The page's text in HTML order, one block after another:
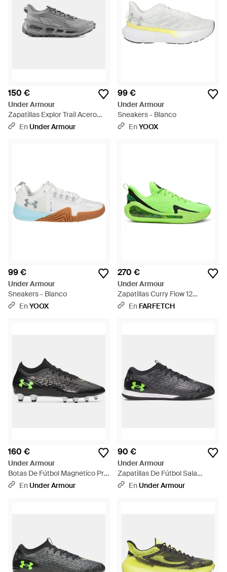
150 €
Under Armour
Zapatillas Explor Trail Acero
Castlerock Metalico Plata -
EnUnder Armour
99 €
Under Armour
Sneakers - Blanco
EnYOOX
99 €
Under Armour
Sneakers - Blanco
EnYOOX
270 €
Under Armour
Zapatillas Curry Flow 12
Extraterrestrial - Verde
En FARFETCH
160 €
Under Armour
Botas De Fútbol Magnetico Pro
6 Fg Metalico Hyper Verde -
EnUnder Armour
90 €
Under Armour
Zapatillas De Fútbol Sala
Magnetico Select 6 Indoor
EnUnder Armour